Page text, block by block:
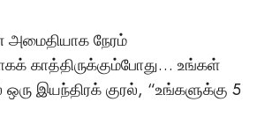
அமைதியாக நேரம்
காத்திருக்கும்போது… உங்கள்
இயந்திரக் குரல், “உங்களுக்கு 5